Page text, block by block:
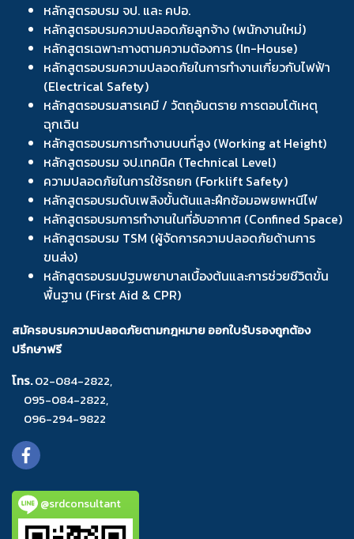
หลักสูตรอบรม จป. และ คปอ.
หลักสูตรอบรมความปลอดภัยลูกจ้าง (พนักงานใหม่)
หลักสูตรเฉพาะทางตามความต้องการ (In-House)
หลักสูตรอบรมความปลอดภัยในการทำงานเกี่ยวกับไฟฟ้า
(Electrical Safety)
หลักสูตรอบรมสารเคมี / วัตถุอันตราย การตอบโต้เหตุ
ฉุกเฉิน
หลักสูตรอบรมการทำงานบนที่สูง (Working at Height)
หลักสูตรอบรม จป.เทคนิค (Technical Level)
ความปลอดภัยในการใช้รถยก (Forklift Safety)
หลักสูตรอบรมดับเพลิงขั้นต้นและฝึกซ้อมอพยพหนีไฟ
หลักสูตรอบรมการทำงานในที่อับอากาศ (Confined Space)
หลักสูตรอบรม TSM (ผู้จัดการความปลอดภัยด้านการ
ขนส่ง)
หลักสูตรอบรมปฐมพยาบาลเบื้องต้นและการช่วยชีวิตขั้น
พื้นฐาน (First Aid & CPR)
สมัครอบรมความปลอดภัยตามกฎหมาย ออกใบรับรองถูกต้อง
ปรึกษาฟรี
โทร.02-084-2822,
095-084-2822,
096-294-9822
@srdconsultant